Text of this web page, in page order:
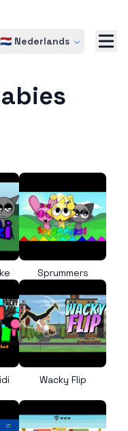
🇳🇱 Nederlands
Sprummers
Wacky Flip